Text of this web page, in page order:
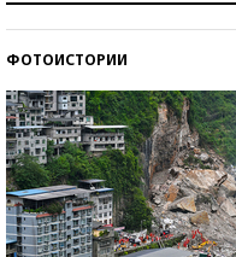
ФОТОИСТОРИИ